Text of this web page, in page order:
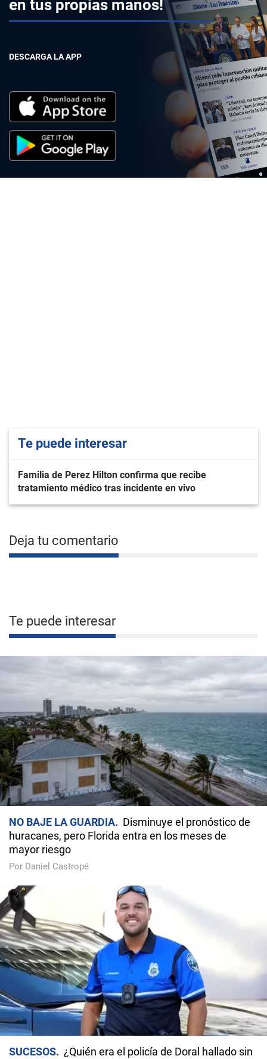
en tus propias manos!
DESCARGA LA APP
Te puede interesar
Familia de Perez Hilton confirma que recibe
tratamiento médico tras incidente en vivo
Deja tu comentario
Te puede interesar
NO BAJE LA GUARDIA
Disminuye el pronóstico de
huracanes, pero Florida entra en los meses de
mayor riesgo
Por Daniel Castropé
SUCESOS
¿Quién era el policía de Doral hallado sin